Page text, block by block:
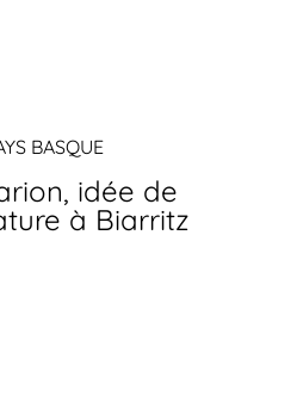
BASQUE
idée de
à Biarritz